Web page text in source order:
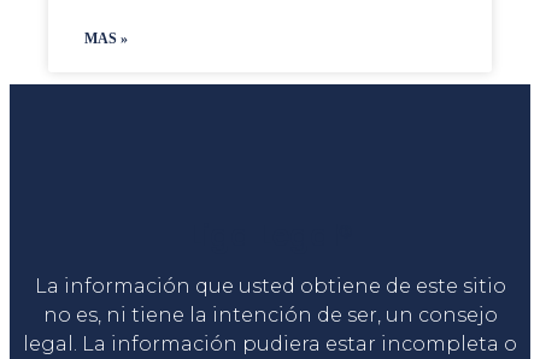
MAS »
La información que usted obtiene de este sitio
no es, ni tiene la intención de ser, un consejo
legal. La información pudiera estar incompleta o